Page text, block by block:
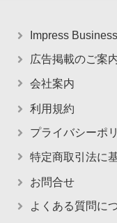
Impress
広告掲載のご案
会社案内
利用規約
プライバシーポ
特定商取引法に
お問合せ
よくある質問に